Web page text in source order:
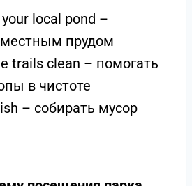
local pond –
прудом
trails clean – помогать
в чистоте
– собирать мусор